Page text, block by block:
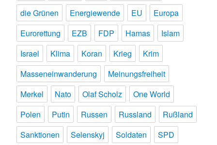
die Grünen
Energiewende EU
Europa
Eurorettung
EZB FDP Hamas
Islam
Israel
Klima Koran Krieg
Krim
Masseneinwanderung
Meinungsfreiheit
Merkel
Nato Olaf Scholz
One World
Polen
Putin Russen Russland
Rußland
Sanktionen
Selenskyj Soldaten
SPD